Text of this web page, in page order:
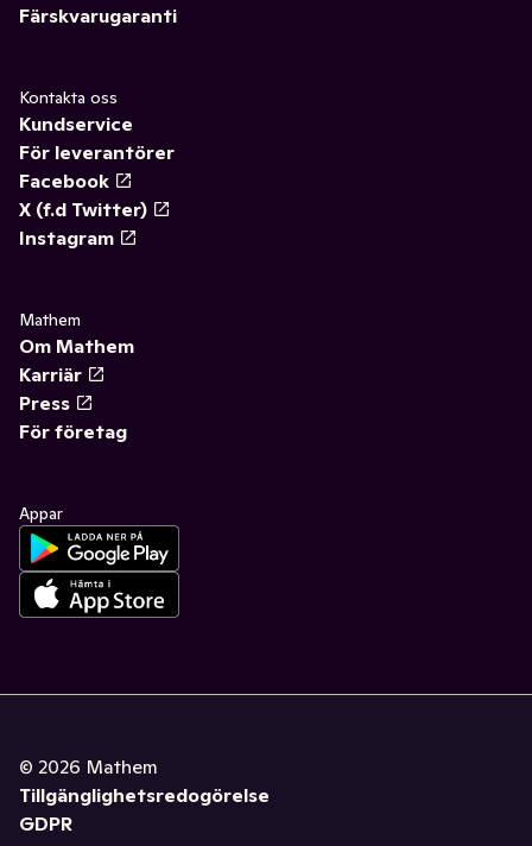
Färskvarugaranti
Kontakta oss
Kundservice
För leverantörer
Facebook
X (f.d Twitter)
Instagram
Mathem
Om Mathem
Karriär
Press
För företag
Appar
© 2026 Mathem
Tillgänglighetsredogörelse
GDPR